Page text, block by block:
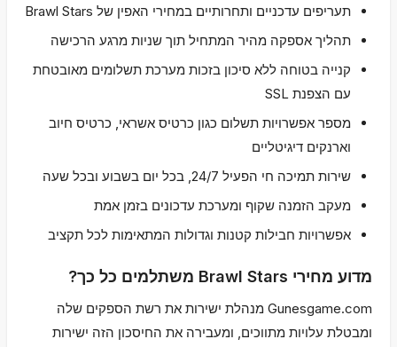
תעריפים עדכניים ותחרותיים במחירי האפין של Brawl Stars
תהליך אספקה מהיר המתחיל תוך שניות מרגע הרכישה
קנייה בטוחה ללא סיכון בזכות מערכת תשלומים מאובטחת
עם הצפנת SSL
מספר אפשרויות תשלום כגון כרטיס אשראי, כרטיס חיוב
וארנקים דיגיטליים
שירות תמיכה חי הפעיל 24/7, בכל יום בשבוע ובכל שעה
מעקב הזמנה שקוף ומערכת עדכונים בזמן אמת
אפשרויות חבילות קטנות וגדולות המתאימות לכל תקציב
מדוע מחירי Brawl Stars משתלמים כל כך?
Gunesgame.com מנהלת ישירות את רשת הספקים שלה
ומבטלת עלויות מתווכים, ומעבירה את החיסכון הזה ישירות